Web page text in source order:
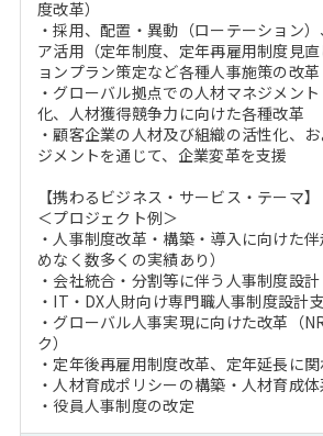
度改革）
・採用、配置・異動（ローテーション
ア活用（定年制度、定年再雇用制度見
ョンプラン策定など各種人事施策の改革
・グローバル拠点での人材マネジメン
化、人材獲得競争力に向けた各種改革
・顧客企業の人材及び組織の活性化、
ジメントを通じて、企業変革を支援
【携わるビジネス・サービス・テーマ】
＜プロジェクト例＞
・人事制度改革・構築・導入に向けた
めなく数多くの実績あり）
・会社統合・分割等に伴う人事制度設
・IT・DX人財向け専門職人事制度設計
・グローバル人事実現に向けた改革（
ク）
・定年後再雇用制度改革、定年延長に
・人材育成ポリシーの構築・人材育成
・役員人事制度の改定